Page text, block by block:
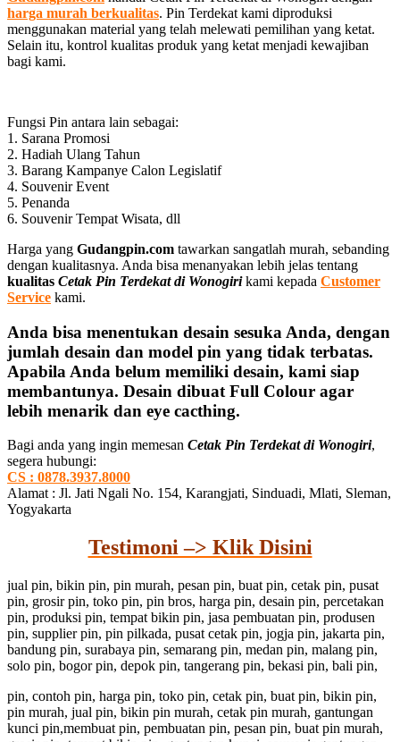
harga murah berkualitas. Pin Terdekat kami diproduksi
menggunakan material yang telah melewati pemilihan yang ketat.
Selain itu, kontrol kualitas produk yang ketat menjadi kewajiban
bagi kami.
Fungsi Pin antara lain sebagai:
1. Sarana Promosi
2. Hadiah Ulang Tahun
3. Barang Kampanye Calon Legislatif
4. Souvenir Event
5. Penanda
6. Souvenir Tempat Wisata, dll
Harga yang Gudangpin.com tawarkan sangatlah murah, sebanding
dengan kualitasnya. Anda bisa menanyakan lebih jelas tentang
kualitas Cetak Pin Terdekat di Wonogirikami kepada Customer
Service kami.
Anda bisa menentukan desain sesuka Anda, dengan
jumlah desain dan model pin yang tidak terbatas.
Apabila Anda belum memiliki desain, kami siap
membantunya. Desain dibuat Full Colour agar
lebih menarik dan eye cacthing.
Bagi anda yang ingin memesan Cetak Pin Terdekat di Wonogiri,
segera hubungi:
CS : 0878.3937.8000
Alamat : Jl. Jati Ngali No. 154, Karangjati, Sinduadi, Mlati, Sleman,
Yogyakarta
Testimoni –> Klik Disini
jual pin, bikin pin, pin murah, pesan pin, buat pin, cetak pin, pusat
pin, grosir pin, toko pin, pin bros, harga pin, desain pin, percetakan
pin, produksi pin, tempat bikin pin, jasa pembuatan pin, produsen
pin, supplier pin, pin pilkada, pusat cetak pin, jogja pin, jakarta pin,
bandung pin, surabaya pin, semarang pin, medan pin, malang pin,
solo pin, bogor pin, depok pin, tangerang pin, bekasi pin, bali pin,
pin, contoh pin, harga pin, toko pin, cetak pin, buat pin, bikin pin,
pin murah, jual pin, bikin pin murah, cetak pin murah, gantungan
kunci pin,membuat pin, pembuatan pin, pesan pin, buat pin murah,